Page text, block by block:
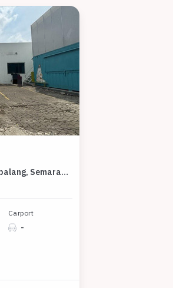
Kavling Prestisius Dijual di Tembalang, Semarang, Harga 24 Miliar
Carport
-